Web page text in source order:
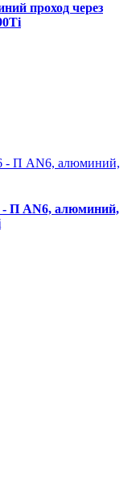
проход через
- П AN6, алюминий,